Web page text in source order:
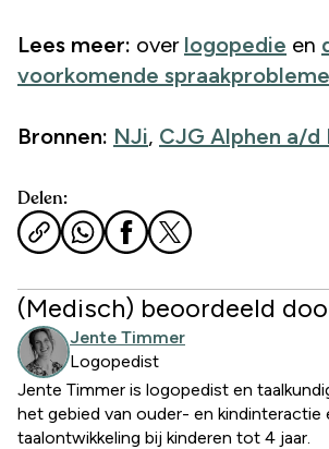
Lees meer: over logopedie en
voorkomende
Bronnen: NJi, CJG Alphen a/d
Delen:
(Medisch) beoordeeld
Jente Timmer
Logopedist
Jente Timmer is logopedist en
het gebied van ouder- en kindinteractie
taalontwikkeling bij kinderen tot 4 jaar.